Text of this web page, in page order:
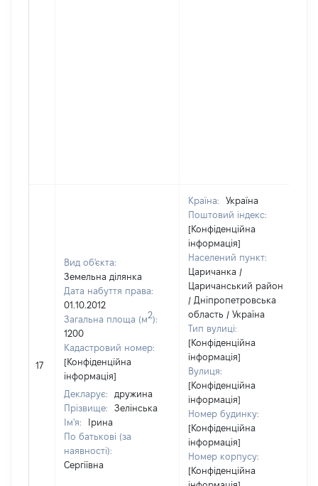
17
Вид об'єкта:
Земельна ділянка
Дата набуття права:
01.10.2012
Загальна площа (м2):
1200
Кадастровий номер:
[Конфіденційна
інформація]
Декларує:
дружина
Прізвище:
Зелінська
Ім'я:
Ірина
По батькові (за
наявності):
Сергіївна
Країна:
Україна
Поштовий індекс:
[Конфіденційна
інформація]
Населений пункт:
Царичанка /
Царичанський район
/ Дніпропетровська
область / Україна
Тип вулиці:
[Конфіденційна
інформація]
Вулиця:
[Конфіденційна
інформація]
Номер будинку:
[Конфіденційна
інформація]
Номер корпусу:
[Конфіденційна